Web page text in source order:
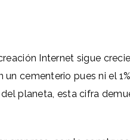
Internet sigue
cementerio pues ni el
planeta, esta cifra